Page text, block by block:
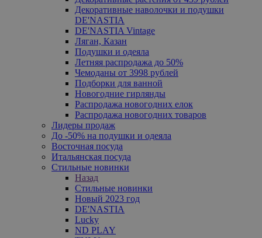
Декоративные наволочки и подушки
DE'NASTIA
DE'NASTIA Vintage
Ляган, Казан
Подушки и одеяла
Летняя распродажа до 50%
Чемоданы от 3998 рублей
Подборки для ванной
Новогодние гирлянды
Распродажа новогодних елок
Распродажа новогодних товаров
Лидеры продаж
До -50% на подушки и одеяла
Восточная посуда
Итальянская посуда
Стильные новинки
Назад
Стильные новинки
Новый 2023 год
DE'NASTIA
Lucky
ND PLAY